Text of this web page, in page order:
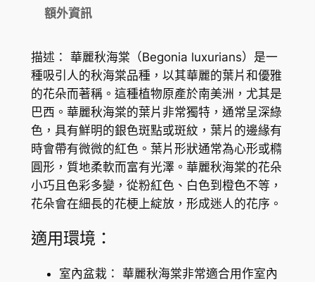
o
n
i
a
L
u
x
u
r
i
a
額外資訊
描述： 華麗秋海棠（Begonia luxurians）是一
種吸引人的秋海棠品種，以其華麗的葉片和優雅
的花朵而著稱。這種植物原產於南美洲，尤其是
巴西。華麗秋海棠的葉片非常獨特，通常呈深綠
色，具有鮮明的銀色斑點或斑紋，葉片的邊緣有
時會帶有微微的紅色。葉片形狀通常為心形或橢
圓形，質地柔軟而富有光澤。華麗秋海棠的花朵
小巧且色彩多變，從粉紅色、白色到橙色不等，
花朵會在細長的花梗上綻放，形成迷人的花序。
適用環境：
室內盆栽： 華麗秋海棠非常適合用作室內